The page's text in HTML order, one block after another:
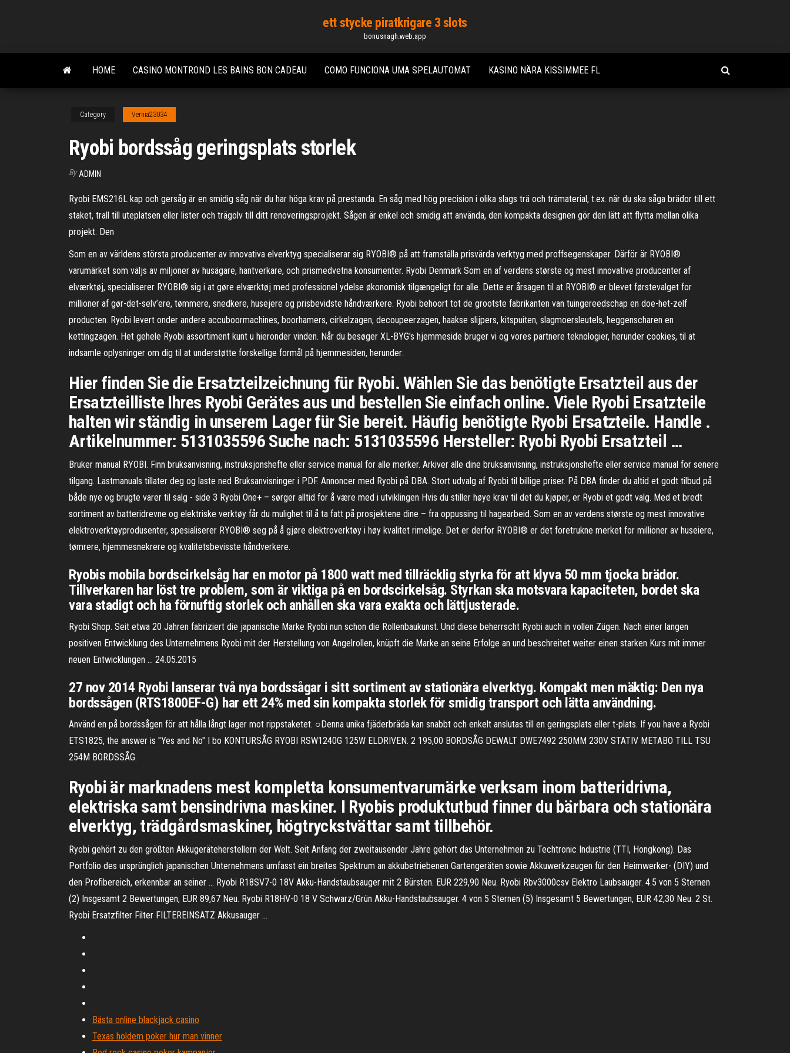
content
ett stycke piratkrigare 3 slots
bonusnagh.web.app
HOME CASINO MONTROND LES BAINS BON CADEAU COMO FUNCIONA UMA SPELAUTOMAT KASINO NÄRA KISSIMMEE FL
Category Vernia23034
Ryobi bordssåg geringsplats storlek
By ADMIN
Ryobi EMS216L kap och gersåg är en smidig såg när du har höga krav på prestanda. En såg med hög precision i olika slags trä och trämaterial, t.ex. när du ska såga brädor till ett
staket, trall till uteplatsen eller lister och trägolv till ditt renoveringsprojekt. Sågen är enkel och smidig att använda, den kompakta designen gör den lätt att flytta mellan olika
projekt. Den
Som en av världens största producenter av innovativa elverktyg specialiserar sig RYOBI® på att framställa prisvärda verktyg med proffsegenskaper. Därför är RYOBI®
varumärket som väljs av miljoner av husägare, hantverkare, och prismedvetna konsumenter. Ryobi Denmark Som en af verdens største og mest innovative producenter af
elværktøj, specialiserer RYOBI® sig i at gøre elværktøj med professionel ydelse økonomisk tilgængeligt for alle. Dette er årsagen til at RYOBI® er blevet førstevalget for
millioner af gør-det-selv’ere, tømmere, snedkere, husejere og prisbevidste håndværkere. Ryobi behoort tot de grootste fabrikanten van tuingereedschap en doe-het-zelf
producten. Ryobi levert onder andere accuboormachines, boorhamers, cirkelzagen, decoupeerzagen, haakse slijpers, kitspuiten, slagmoersleutels, heggenscharen en
kettingzagen. Het gehele Ryobi assortiment kunt u hieronder vinden. Når du besøger XL-BYG's hjemmeside bruger vi og vores partnere teknologier, herunder cookies, til at
indsamle oplysninger om dig til at understøtte forskellige formål på hjemmesiden, herunder:
Hier finden Sie die Ersatzteilzeichnung für Ryobi. Wählen Sie das benötigte Ersatzteil aus der
Ersatzteilliste Ihres Ryobi Gerätes aus und bestellen Sie einfach online. Viele Ryobi Ersatzteile
halten wir ständig in unserem Lager für Sie bereit. Häufig benötigte Ryobi Ersatzteile. Handle .
Artikelnummer: 5131035596 Suche nach: 5131035596 Hersteller: Ryobi Ryobi Ersatzteil …
Bruker manual RYOBI. Finn bruksanvisning, instruksjonshefte eller service manual for alle merker. Arkiver alle dine bruksanvisning, instruksjonshefte eller service manual for senere
tilgang. Lastmanuals tillater deg og laste ned Bruksanvisninger i PDF. Annoncer med Ryobi på DBA. Stort udvalg af Ryobi til billige priser. På DBA finder du altid et godt tilbud på
både nye og brugte varer til salg - side 3 Ryobi One+ – sørger alltid for å være med i utviklingen Hvis du stiller høye krav til det du kjøper, er Ryobi et godt valg. Med et bredt
sortiment av batteridrevne og elektriske verktøy får du mulighet til å ta fatt på prosjektene dine – fra oppussing til hagearbeid. Som en av verdens største og mest innovative
elektroverktøyprodusenter, spesialiserer RYOBI® seg på å gjøre elektroverktøy i høy kvalitet rimelige. Det er derfor RYOBI® er det foretrukne merket for millioner av huseiere,
tømrere, hjemmesnekrere og kvalitetsbevisste håndverkere.
Ryobis mobila bordscirkelsåg har en motor på 1800 watt med tillräcklig styrka för att klyva 50 mm tjocka brädor.
Tillverkaren har löst tre problem, som är viktiga på en bordscirkelsåg. Styrkan ska motsvara kapaciteten, bordet ska
vara stadigt och ha förnuftig storlek och anhållen ska vara exakta och lättjusterade.
Ryobi Shop. Seit etwa 20 Jahren fabriziert die japanische Marke Ryobi nun schon die Rollenbaukunst. Und diese beherrscht Ryobi auch in vollen Zügen. Nach einer langen
positiven Entwicklung des Unternehmens Ryobi mit der Herstellung von Angelrollen, knüpft die Marke an seine Erfolge an und beschreitet weiter einen starken Kurs mit immer
neuen Entwicklungen … 24.05.2015
27 nov 2014 Ryobi lanserar två nya bordssågar i sitt sortiment av stationära elverktyg. Kompakt men mäktig: Den nya
bordssågen (RTS1800EF-G) har ett 24% med sin kompakta storlek för smidig transport och lätta användning.
Använd en på bordssågen för att hålla långt lager mot rippstaketet. ○Denna unika fjäderbräda kan snabbt och enkelt anslutas till en geringsplats eller t-plats. If you have a Ryobi
ETS1825, the answer is "Yes and No" I bo KONTURSÅG RYOBI RSW1240G 125W ELDRIVEN. 2 195,00 BORDSÅG DEWALT DWE7492 250MM 230V STATIV METABO TILL TSU
254M BORDSSÅG.
Ryobi är marknadens mest kompletta konsumentvarumärke verksam inom batteridrivna,
elektriska samt bensindrivna maskiner. I Ryobis produktutbud finner du bärbara och stationära
elverktyg, trädgårdsmaskiner, högtryckstvättar samt tillbehör.
Ryobi gehört zu den größten Akkugeräteherstellern der Welt. Seit Anfang der zweitausender Jahre gehört das Unternehmen zu Techtronic Industrie (TTI, Hongkong). Das
Portfolio des ursprünglich japanischen Unternehmens umfasst ein breites Spektrum an akkubetriebenen Gartengeräten sowie Akkuwerkzeugen für den Heimwerker- (DIY) und
den Profibereich, erkennbar an seiner … Ryobi R18SV7-0 18V Akku-Handstaubsauger mit 2 Bürsten. EUR 229,90 Neu. Ryobi Rbv3000csv Elektro Laubsauger. 4.5 von 5 Sternen
(2) Insgesamt 2 Bewertungen, EUR 89,67 Neu. Ryobi R18HV-0 18 V Schwarz/Grün Akku-Handstaubsauger. 4 von 5 Sternen (5) Insgesamt 5 Bewertungen, EUR 42,30 Neu. 2 St.
Ryobi Ersatzfilter Filter FILTEREINSATZ Akkusauger …
Bästa online blackjack casino
Texas holdem poker hur man vinner